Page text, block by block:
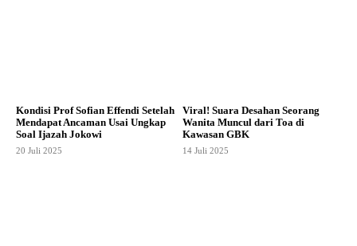
Kondisi Prof Sofian Effendi Setelah
Mendapat Ancaman Usai Ungkap
Soal Ijazah Jokowi
20 Juli 2025
Viral! Suara Desahan Seorang
Wanita Muncul dari Toa di
Kawasan GBK
14 Juli 2025